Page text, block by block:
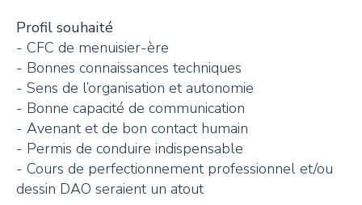
Économie et Tourisme
Place du Village 6,
1660 Château-d’Œx
+41 26 924 25 25
info@pays-denhaut.ch
NEWSLETTER
Profil souhaité
- CFC de menuisier-ère
- Bonnes connaissances techniques
- Sens de l’organisation et autonomie
- Bonne capacité de communication
- Avenant et de bon contact humain
- Permis de conduire indispensable
- Cours de perfectionnement professionnel et/ou
dessin DAO seraient un atout